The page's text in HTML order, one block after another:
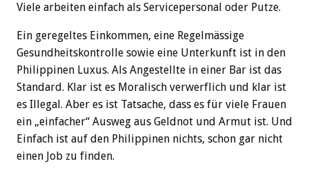
Viele arbeiten einfach als Servicepersonal oder Putze.
Ein geregeltes Einkommen, eine Regelmässige
Gesundheitskontrolle sowie eine Unterkunft ist in den
Philippinen Luxus. Als Angestellte in einer Bar ist das
Standard. Klar ist es Moralisch verwerflich und klar ist
es Illegal. Aber es ist Tatsache, dass es für viele Frauen
ein „einfacher“ Ausweg aus Geldnot und Armut ist. Und
Einfach ist auf den Philippinen nichts, schon gar nicht
einen Job zu finden.